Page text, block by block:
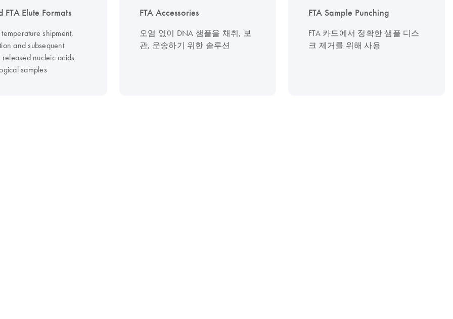
FTA Elute Formats
shipment,
and subsequent
nucleic acids
samples
FTA Accessories
오염 없이 DNA 샘플을 채취, 보
관, 운송하기 위한 솔루션
FTA Sample Punching
FTA 카드에서 정확한 샘플 디스
크 제거를 위해 사용